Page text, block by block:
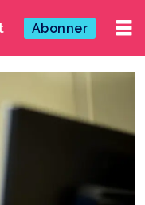
Abonner